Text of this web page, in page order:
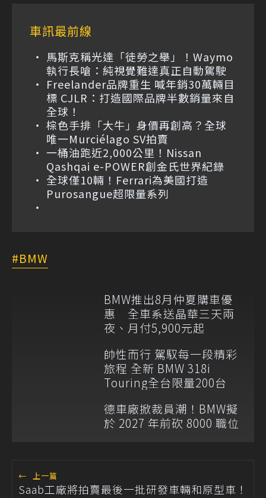
車訊最前線
馬斯克稱光達「徒勞之舉」！Waymo
執行長嗆：純視覺難達真正自動駕駛
Freelander品牌重生 喊年銷30萬輛目
標 CJLR：打造國際品牌半數銷量來自
全球！
棕色手排「大牛」身價再創高？全球
唯一Murciélago SV拍賣
一桶油跑近2,000公里！Nissan
Qashqai e-POWER創金氏世界紀錄
全球僅10輛！Ferrari為美國打造
Purosangue超限量系列
BMW
BMW推出8月仲夏購車優
惠 全車系送晶華三天兩
夜、月付5,900元起
帥性而行 駕馭每一段精彩
旅程 全新 BMW 318i
Touring全台限量200台
德車廠掀裁員潮！BMW擬
於 2027 年前砍 8000 職位
← 上一篇
Saab工廠將拍賣最後一批研發車輛和原型車！